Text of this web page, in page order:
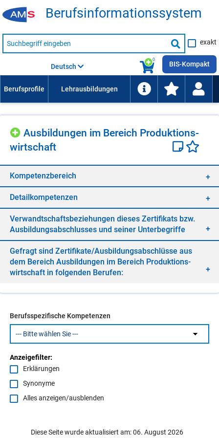
Be­rufs­in­for­ma­ti­ons­sys­tem
Suche
nach
Suche
starten
exakt
0
Deutsch BIS-Kompakt
Aus­bil­dun­gen im Be­reich Pro­duk­ti­ons­
wirt­schaft
Kom­pe­tenz­be­reich
De­tail­kom­pe­ten­zen
Ver­wandt­schafts­be­zie­hun­gen die­ses Zer­ti­fi­kats bzw.
Aus­bil­dungs­ab­schlus­ses und sei­ner Un­ter­be­grif­fe
Ge­fragt sind Zer­ti­fi­ka­te/​Aus­bil­dungs­ab­schlüs­se aus
dem Be­reich Aus­bil­dun­gen im Be­reich Pro­duk­ti­ons­
wirt­schaft in fol­gen­den Be­ru­fen:
Berufsspezifische Kompetenzen
Anzeigefilter:
Erklärungen
Synonyme
Alles anzeigen/ausblenden
Diese Seite wurde aktualisiert am: 06. August 2026